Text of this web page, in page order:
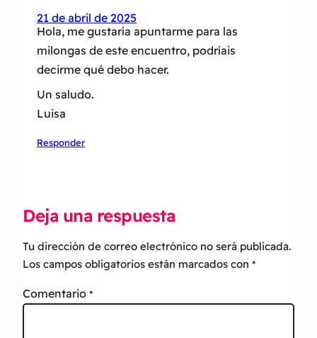
21 de abril de 2025
Hola, me gustaría apuntarme para las
milongas de este encuentro, podríais
decirme qué debo hacer.
Un saludo.
Luisa
Responder
Deja una respuesta
Tu dirección de correo electrónico no será publicada.
Los campos obligatorios están marcados con *
Comentario *